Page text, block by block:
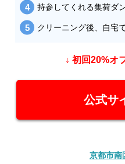
持参してくれる集荷ダ
クリーニング後、自宅
↓ 初回20%オ
公式サ
京都市南